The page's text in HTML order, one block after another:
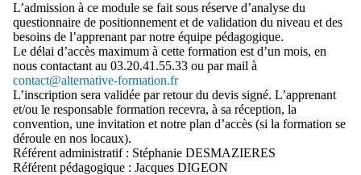
L’admission à ce module se fait sous réserve d’analyse du
questionnaire de positionnement et de validation du niveau et des
besoins de l’apprenant par notre équipe pédagogique.
Le délai d’accès maximum à cette formation est d’un mois, en
nous contactant au 03.20.41.55.33 ou par mail à
contact@alternative-formation.fr
L’inscription sera validée par retour du devis signé. L’apprenant
et/ou le responsable formation recevra, à sa réception, la
convention, une invitation et notre plan d’accès (si la formation se
déroule en nos locaux).
Référent administratif : Stéphanie DESMAZIERES
Référent pédagogique : Jacques DIGEON